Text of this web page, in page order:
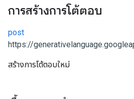
การสร้างการโต้ตอบ
post
https://
สร้างการโต้ตอบใหม่